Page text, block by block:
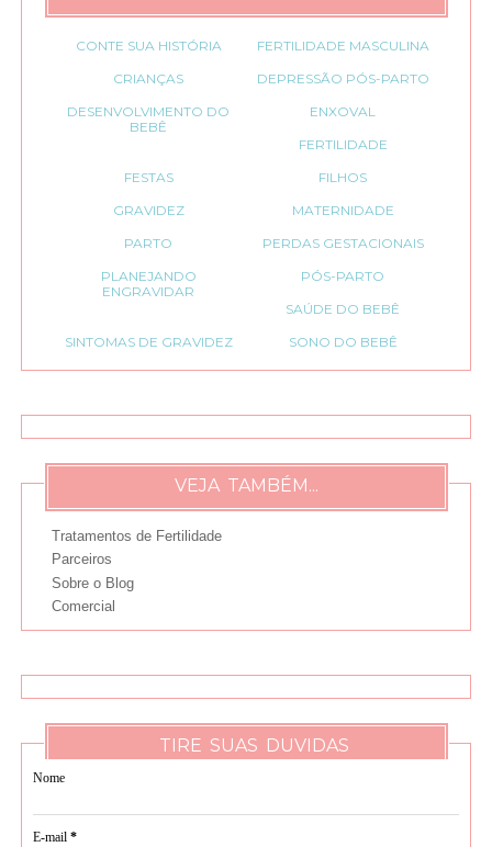
CONTE SUA HISTÓRIA
FERTILIDADE MASCULINA
CRIANÇAS
DEPRESSÃO PÓS-PARTO
DESENVOLVIMENTO DO
BEBÊ
ENXOVAL
FERTILIDADE
FESTAS
FILHOS
GRAVIDEZ
MATERNIDADE
PARTO
PERDAS GESTACIONAIS
PLANEJANDO
ENGRAVIDAR
PÓS-PARTO
SAÚDE DO BEBÊ
SINTOMAS DE GRAVIDEZ
SONO DO BEBÊ
VEJA TAMBÉM...
Tratamentos de Fertilidade
Parceiros
Sobre o Blog
Comercial
TIRE SUAS DUVIDAS
Nome
E-mail*